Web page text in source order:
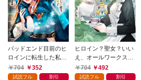
バッドエンド目前のヒ
ロインに転生した私、
今世では恋愛するつも
りがチートな兄が離し
704 352
試読フル 割引
ヒロイン？聖女？いい
え、オールワークスメ
イドです（誇）！@C
OMIC 第1巻
704 492
試読フル 割引